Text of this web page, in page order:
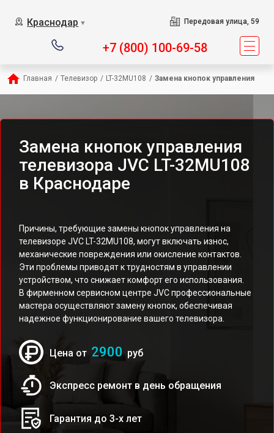
Краснодар ▼ Передовая улица, 59
+7 (800) 100-69-58
Главная / Телевизор / LT-32MU108 / Замена кнопок управления
Замена кнопок управления
телевизора JVC LT-32MU108
в Краснодаре
Причины, требующие замены кнопок управления на
телевизоре JVC LT-32MU108, могут включать износ,
механические повреждения или окисление контактов.
Эти проблемы приводят к трудностям в управлении
устройством, что снижает комфорт его использования.
В фирменном сервисном центре JVC профессиональные
мастера осуществляют замену кнопок, обеспечивая
надежное функционирование вашего телевизора.
Цена от 2900 руб
Экспресс ремонт в день обращения
Гарантия до 3-х лет